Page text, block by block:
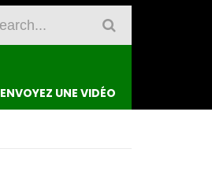
ENVOYEZ UNE VIDÉO